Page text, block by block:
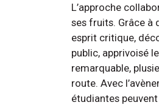
L’approche
ses fruits. Grâce à
esprit critique,
public, apprivoisé
remarquable,
route. Avec
étudiantes